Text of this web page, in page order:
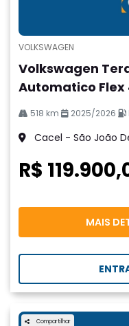
VOLKSWAGEN
Volkswagen
Automatico Flex
518 km 2025/2026
Cacel - São João
R$
MAIS
Compartilhar